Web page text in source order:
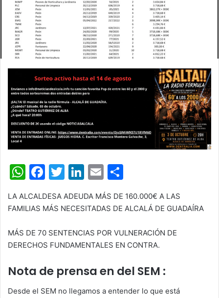
W
at
A
p
p
F
c
b
o
o
k
T
itt
Li
k
dI
n
E
m
ai m
ar
tir
LA ALCALDESA ADEUDA MÁS DE 160.000€ A LAS
FAMILIAS MÁS NECESITADAS DE ALCALÁ DE GUADAÍRA
MÁS DE 70 SENTENCIAS POR VULNERACIÓN DE
DERECHOS FUNDAMENTALES EN CONTRA.
Nota de prensa en del SEM :
Desde el SEM no llegamos a entender lo que está